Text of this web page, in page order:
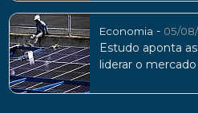
Economia - 05/
Estudo aponta
liderar o